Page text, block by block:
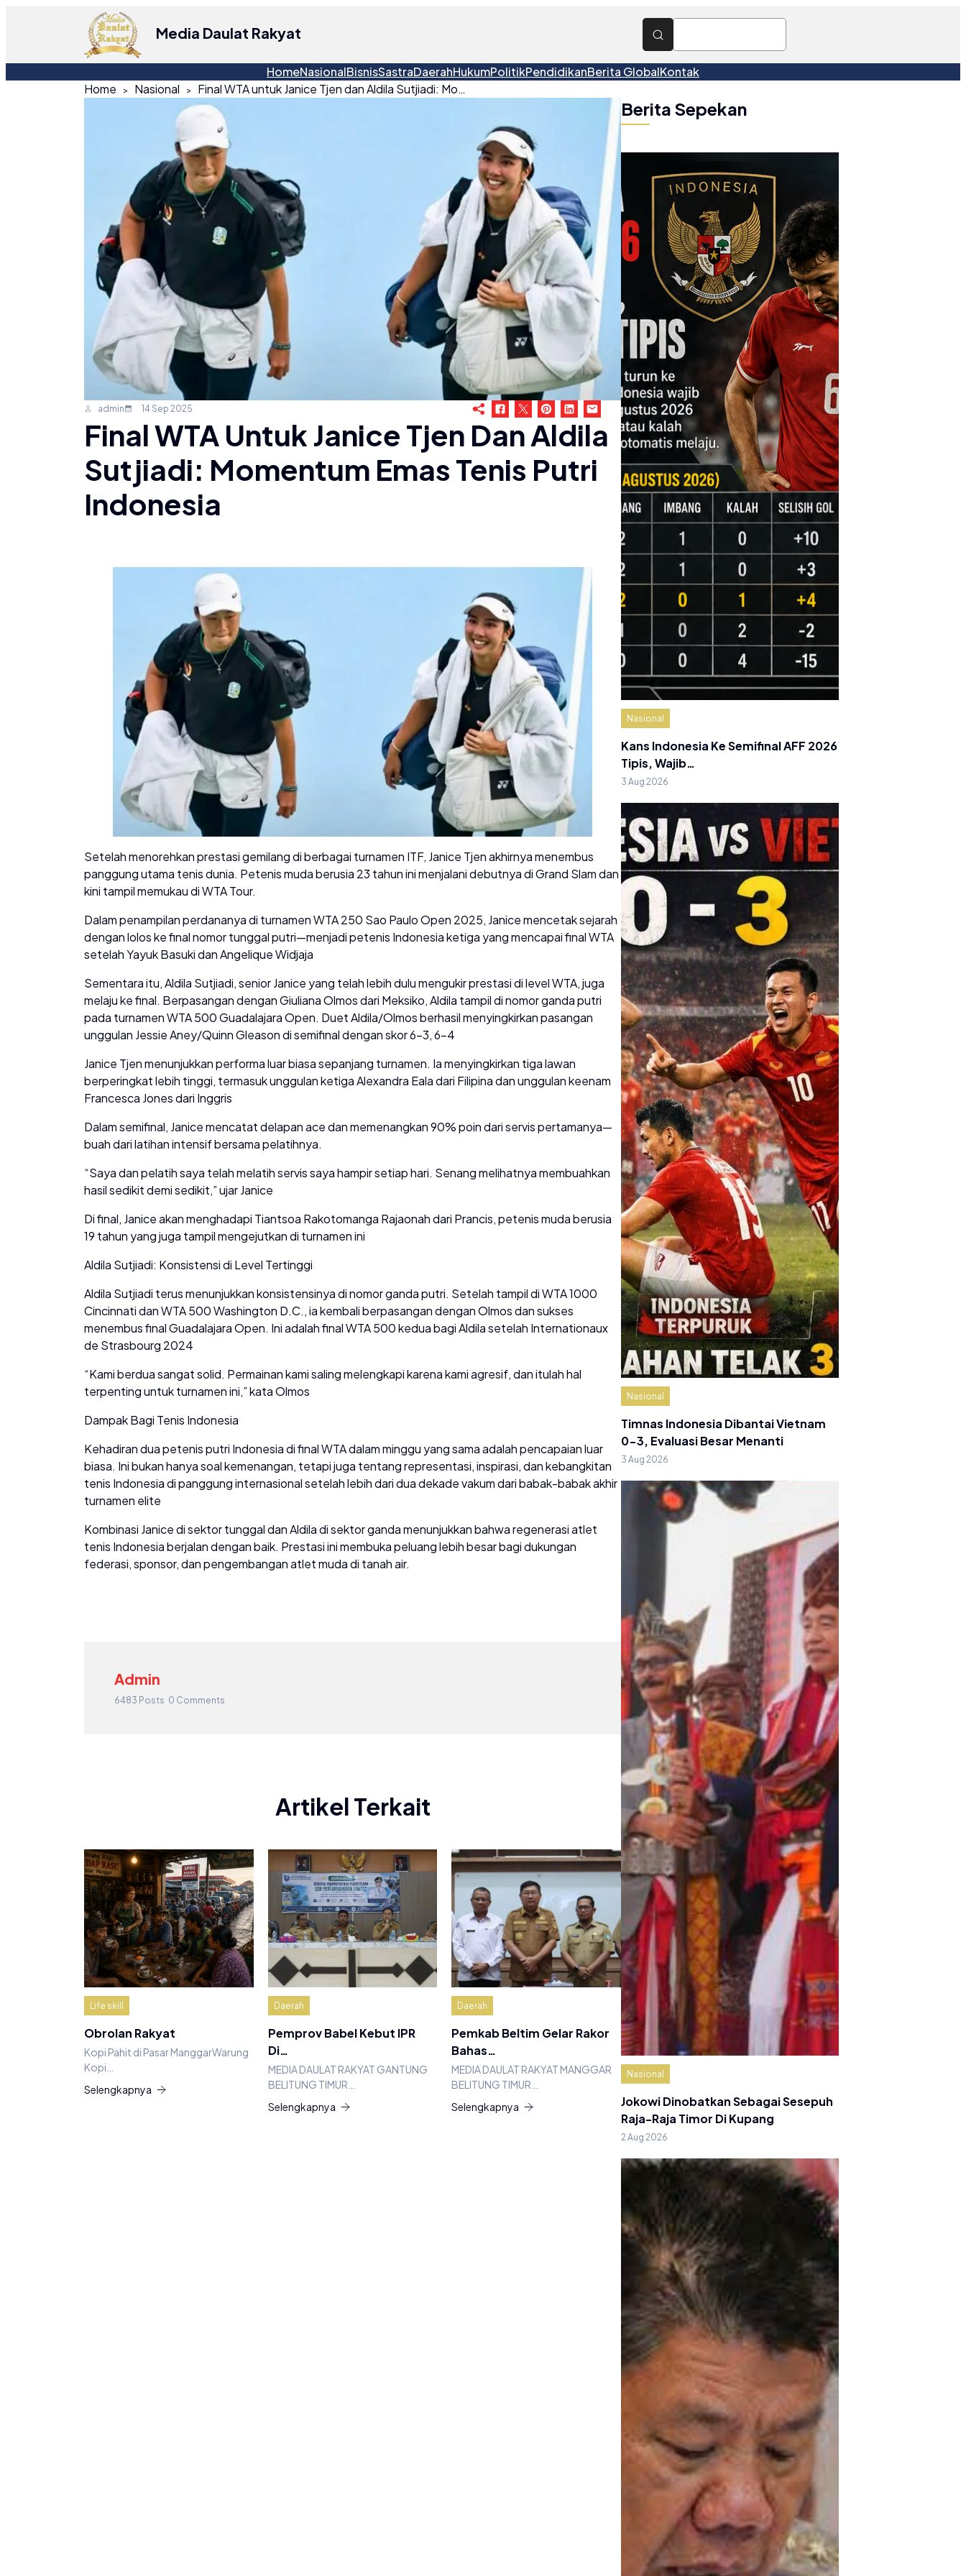
Media Daulat Rakyat
HomeNasionalBisnisSastraDaerahHukumPolitikPendidikanBerita GlobalKontak
Home
Nasional Final WTA untuk Janice Tjen dan Aldila Sutjiadi: Momentum Emas Tenis Putri Indonesia
admin 14 Sep 2025
Final WTA Untuk Janice Tjen Dan Aldila
Sutjiadi: Momentum Emas Tenis Putri
Indonesia
Setelah menorehkan prestasi gemilang di berbagai turnamen ITF, Janice Tjen akhirnya menembus
panggung utama tenis dunia. Petenis muda berusia 23 tahun ini menjalani debutnya di Grand Slam dan
kini tampil memukau di WTA Tour.
Dalam penampilan perdananya di turnamen WTA 250 Sao Paulo Open 2025, Janice mencetak sejarah
dengan lolos ke final nomor tunggal putri—menjadi petenis Indonesia ketiga yang mencapai final WTA
setelah Yayuk Basuki dan Angelique Widjaja
Sementara itu, Aldila Sutjiadi, senior Janice yang telah lebih dulu mengukir prestasi di level WTA, juga
melaju ke final. Berpasangan dengan Giuliana Olmos dari Meksiko, Aldila tampil di nomor ganda putri
pada turnamen WTA 500 Guadalajara Open. Duet Aldila/Olmos berhasil menyingkirkan pasangan
unggulan Jessie Aney/Quinn Gleason di semifinal dengan skor 6-3, 6-4
Janice Tjen menunjukkan performa luar biasa sepanjang turnamen. Ia menyingkirkan tiga lawan
berperingkat lebih tinggi, termasuk unggulan ketiga Alexandra Eala dari Filipina dan unggulan keenam
Francesca Jones dari Inggris
Dalam semifinal, Janice mencatat delapan ace dan memenangkan 90% poin dari servis pertamanya—
buah dari latihan intensif bersama pelatihnya.
“Saya dan pelatih saya telah melatih servis saya hampir setiap hari. Senang melihatnya membuahkan
hasil sedikit demi sedikit,” ujar Janice
Di final, Janice akan menghadapi Tiantsoa Rakotomanga Rajaonah dari Prancis, petenis muda berusia
19 tahun yang juga tampil mengejutkan di turnamen ini
Aldila Sutjiadi: Konsistensi di Level Tertinggi
Aldila Sutjiadi terus menunjukkan konsistensinya di nomor ganda putri. Setelah tampil di WTA 1000
Cincinnati dan WTA 500 Washington D.C., ia kembali berpasangan dengan Olmos dan sukses
menembus final Guadalajara Open. Ini adalah final WTA 500 kedua bagi Aldila setelah Internationaux
de Strasbourg 2024
“Kami berdua sangat solid. Permainan kami saling melengkapi karena kami agresif, dan itulah hal
terpenting untuk turnamen ini,” kata Olmos
Dampak Bagi Tenis Indonesia
Kehadiran dua petenis putri Indonesia di final WTA dalam minggu yang sama adalah pencapaian luar
biasa. Ini bukan hanya soal kemenangan, tetapi juga tentang representasi, inspirasi, dan kebangkitan
tenis Indonesia di panggung internasional setelah lebih dari dua dekade vakum dari babak-babak akhir
turnamen elite
Kombinasi Janice di sektor tunggal dan Aldila di sektor ganda menunjukkan bahwa regenerasi atlet
tenis Indonesia berjalan dengan baik. Prestasi ini membuka peluang lebih besar bagi dukungan
federasi, sponsor, dan pengembangan atlet muda di tanah air.
Admin
6483 Posts 0 Comments
Artikel Terkait
Life skill
Obrolan Rakyat
Kopi Pahit di Pasar ManggarWarung
Kopi…
Selengkapnya
Daerah
Pemprov Babel Kebut IPR
Di…
MEDIA DAULAT RAKYAT GANTUNG
BELITUNG TIMUR…
Selengkapnya
Daerah
Pemkab Beltim Gelar Rakor
Bahas…
MEDIA DAULAT RAKYAT MANGGAR
BELITUNG TIMUR…
Selengkapnya
Berita Sepekan
Nasional
Kans Indonesia Ke Semifinal AFF 2026
Tipis, Wajib…
3 Aug 2026
Nasional
Timnas Indonesia Dibantai Vietnam
0-3, Evaluasi Besar Menanti
3 Aug 2026
Nasional
Jokowi Dinobatkan Sebagai Sesepuh
Raja-Raja Timor Di Kupang
2 Aug 2026